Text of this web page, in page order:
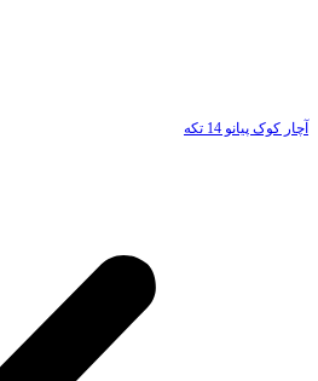
آچار کوک پیانو 14 تکه